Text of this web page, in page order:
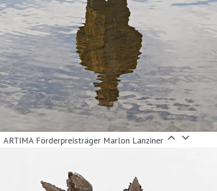
ARTIMA Förderpreisträger Marlon Lanziner